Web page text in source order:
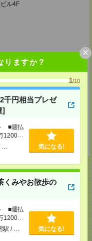
りますか？
1/10
千円相当プレゼ
]
■週払
1200円
気になる!
くみやお散歩の
■週払
1200円
駅 / … 気になる!
×
ル4F
生命京都ヤサカビル5F
プレゼント中★
電話応募